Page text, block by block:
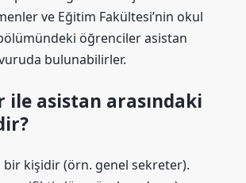
ve Eğitim Fakültesi’nin okul
öğrenciler asistan
bulunabilirler.
ile asistan arasındaki
bir kişidir (örn. genel sekreter).